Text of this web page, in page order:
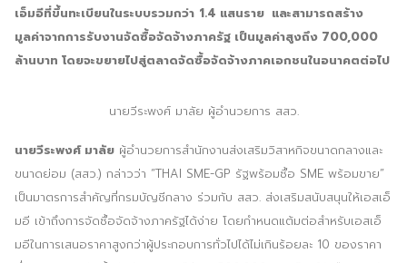
เอ็มอีที่ขึ้นทะเบียนในระบบรวมกว่า 1.4 แสนราย และสามารถสร้าง
มูลค่าจากการรับงานจัดซื้อจัดจ้างภาครัฐ เป็นมูลค่าสูงถึง 700,000
ล้านบาท โดยจะขยายไปสู่ตลาดจัดซื้อจัดจ้างภาคเอกชนในอนาคตต่อไป
นายวีระพงศ์ มาลัย ผู้อำนวยการ สสว.
นายวีระพงศ์ มาลัย ผู้อำนวยการสำนักงานส่งเสริมวิสาหกิจขนาดกลางและ
ขนาดย่อม (สสว.) กล่าวว่า “THAI SME-GP รัฐพร้อมซื้อ SME พร้อมขาย”
เป็นมาตรการสำคัญที่กรมบัญชีกลาง ร่วมกับ สสว. ส่งเสริมสนับสนุนให้เอสเอ็
มอี เข้าถึงการจัดซื้อจัดจ้างภาครัฐได้ง่าย โดยกำหนดแต้มต่อสำหรับเอสเอ็
มอีในการเสนอราคาสูงกว่าผู้ประกอบการทั่วไปได้ไม่เกินร้อยละ 10 ของราคา